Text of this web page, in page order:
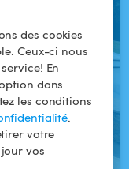
des cookies
Ceux-ci nous
En
dans
les conditions
.
votre
vos